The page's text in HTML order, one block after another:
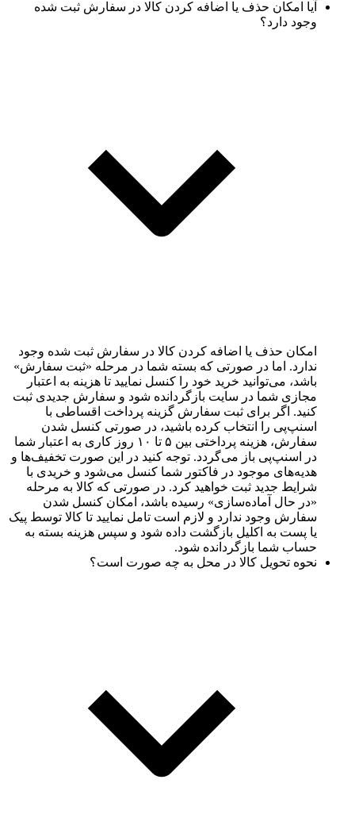
آیا امکان حذف یا اضافه کردن کالا در سفارش ثبت شده
وجود دارد؟
امکان حذف یا اضافه کردن کالا در سفارش ثبت شده وجود
ندارد. اما در صورتی که بسته شما در مرحله «ثبت سفارش»
باشد، می‌توانید خرید خود را کنسل نمایید تا هزینه به اعتبار
مجازی شما در سایت بازگردانده شود و سفارش جدیدی ثبت
کنید. اگر برای ثبت سفارش گزینه پرداخت اقساطی با
اسنپ‌پی را انتخاب کرده باشید، در صورتی کنسل شدن
سفارش، هزینه پرداختی بین ۵ تا ۱۰ روز کاری به اعتبار شما
در اسنپ‌پی باز‌ می‌گردد. توجه کنید در این صورت تخفیف‌ها و
هدیه‌های موجود در فاکتور شما کنسل می‌شود و خریدی با
شرایط جدید ثبت خواهید کرد. در صورتی که کالا به مرحله
«در حال آماده‌سازی» رسیده باشد، امکان کنسل شدن
سفارش وجود ندارد و لازم است تامل نمایید تا کالا توسط پیک
یا پست به اکلیل بازگشت داده شود و سپس هزینه بسته به
حساب شما بازگردانده شود.
نحوه تحویل کالا در محل به چه صورت است؟